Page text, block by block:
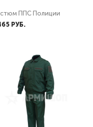
ППС Полиции
PУБ.